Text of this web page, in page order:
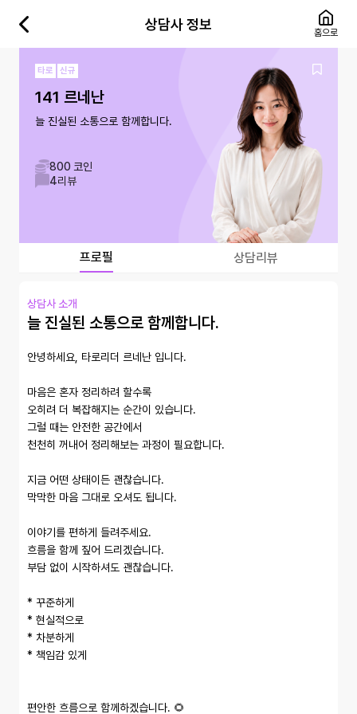
상담사 정보
홈으로
타로 신규
141 르네난
늘 진실된 소통으로 함께합니다.
800 코인
4리뷰
프로필 상담리뷰
상담사 소개
늘 진실된 소통으로 함께합니다.
안녕하세요, 타로리더 르네난 입니다.
마음은 혼자 정리하려 할수록
오히려 더 복잡해지는 순간이 있습니다.
그럴 때는 안전한 공간에서
천천히 꺼내어 정리해보는 과정이 필요합니다.
지금 어떤 상태이든 괜찮습니다.
막막한 마음 그대로 오셔도 됩니다.
이야기를 편하게 들려주세요.
흐름을 함께 짚어 드리겠습니다.
부담 없이 시작하셔도 괜찮습니다.
* 꾸준하게
* 현실적으로
* 차분하게
* 책임감 있게
편안한 흐름으로 함께하겠습니다. 🌻